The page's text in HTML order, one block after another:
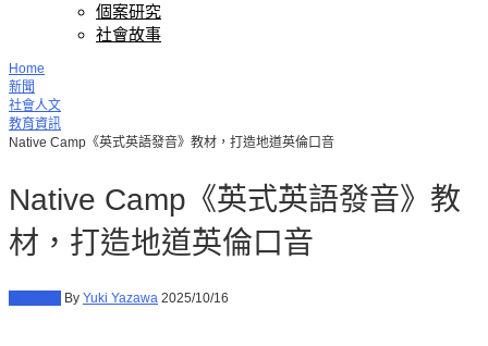
個案研究
社會故事
Home
新聞
社會人文
教育資訊
Native Camp《英式英語發音》教材，打造地道英倫口音
Native Camp《英式英語發音》教
材，打造地道英倫口音
By Yuki Yazawa 2025/10/16